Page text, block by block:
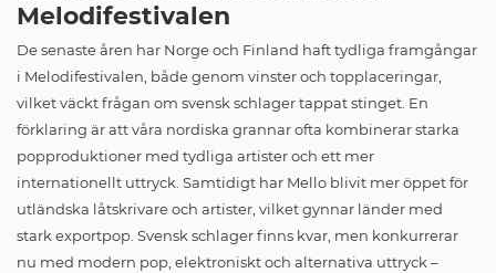
Melodifestivalen
De senaste åren har Norge och Finland haft tydliga framgångar
i Melodifestivalen, både genom vinster och topplaceringar,
vilket väckt frågan om svensk schlager tappat stinget. En
förklaring är att våra nordiska grannar ofta kombinerar starka
popproduktioner med tydliga artister och ett mer
internationellt uttryck. Samtidigt har Mello blivit mer öppet för
utländska låtskrivare och artister, vilket gynnar länder med
stark exportpop. Svensk schlager finns kvar, men konkurrerar
nu med modern pop, elektroniskt och alternativa uttryck –